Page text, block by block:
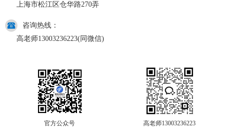
上海市松江区仓华路270弄
咨询热线：
高老师13003236223(同微信)
官方公众号 高老师13003236223